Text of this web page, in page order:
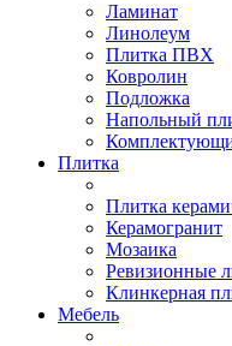
Ламинат
Линолеум
Плитка ПВХ
Ковролин
Подложка
Напольный
Плитка
Плитка
Керамогранит
Мозаика
Ревизионные
Клинкерная
Мебель